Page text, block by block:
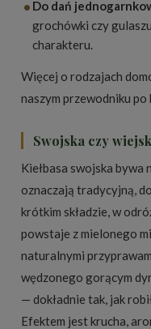
• Do dań
grochówki czy
charakteru.
Więcej o rodzajach
naszym przewodniku po
Swojska czy
Kiełbasa swojska
oznaczają tradycyjną,
krótkim składzie, w
powstaje z mielonego
naturalnymi
wędzonego gorącym
— dokładnie tak, jak
Efektem jest krucha,